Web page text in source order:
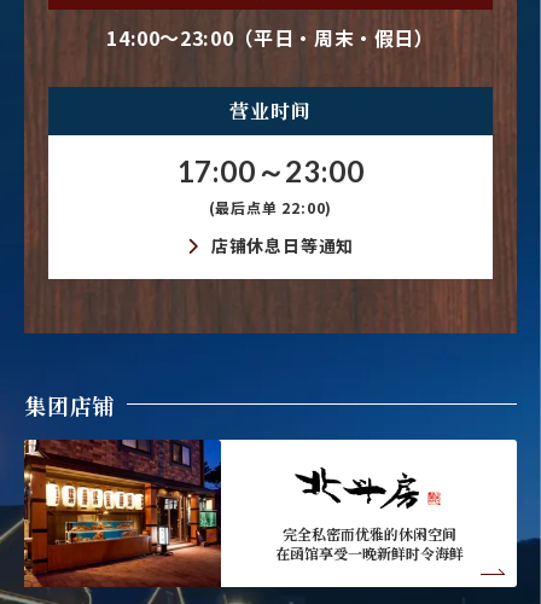
14:00〜23:00（平日・周末・假日）
营业时间
17:00～23:00
(最后点单 22:00)
店铺休息日等通知
集团店铺
完全私密而优雅的休闲空间
在函馆享受一晚新鲜时令海鲜